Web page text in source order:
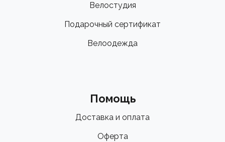
Велостудия
Подарочный сертификат
Велоодежда
Помощь
Доставка и оплата
Оферта